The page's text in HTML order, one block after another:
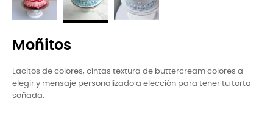
Moñitos
Lacitos de colores, cintas textura de buttercream colores a
elegir y mensaje personalizado a elección para tener tu torta
soñada.